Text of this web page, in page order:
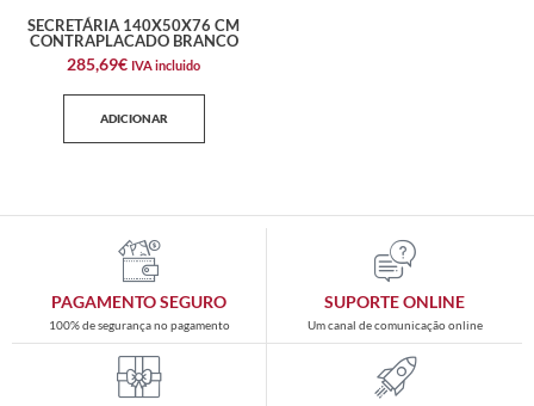
SECRETÁRIA 140X50X76 CM
CONTRAPLACADO BRANCO
285,69€ IVA incluido
ADICIONAR
PAGAMENTO SEGURO
100% de segurança no pagamento
SUPORTE ONLINE
Um canal de comunicação online